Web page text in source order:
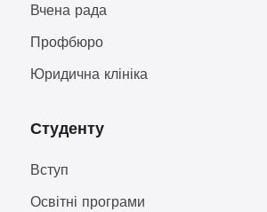
Вчена рада
Профбюро
Юридична клініка
Студенту
Вступ
Освітні програми